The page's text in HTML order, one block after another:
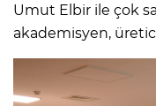
Umut Elbir ile çok
akademisyen,